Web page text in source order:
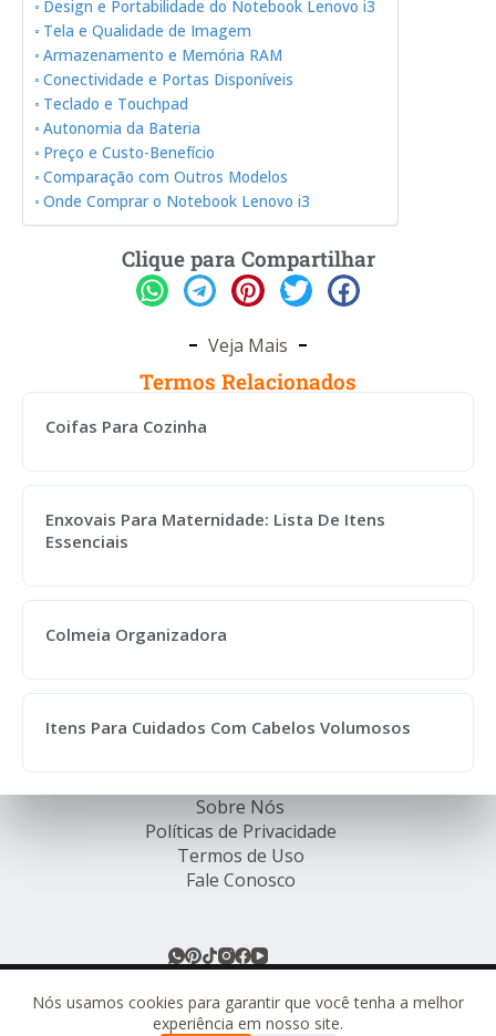
Nós usamos cookies para garantir que você tenha a melhor
experiência em nosso site.
Design e Portabilidade do Notebook Lenovo i3
Tela e Qualidade de Imagem
Armazenamento e Memória RAM
Conectividade e Portas Disponíveis
Teclado e Touchpad
Autonomia da Bateria
Preço e Custo-Benefício
Comparação com Outros Modelos
Onde Comprar o Notebook Lenovo i3
Clique para Compartilhar
Veja Mais
Termos Relacionados
Coifas Para Cozinha
Enxovais Para Maternidade: Lista De Itens
Essenciais
Colmeia Organizadora
Itens Para Cuidados Com Cabelos Volumosos
Sobre Nós
Políticas de Privacidade
Termos de Uso
Fale Conosco
© Rede de Ofertas Online - TODOS OS DIREITOS
RESERVADOS.